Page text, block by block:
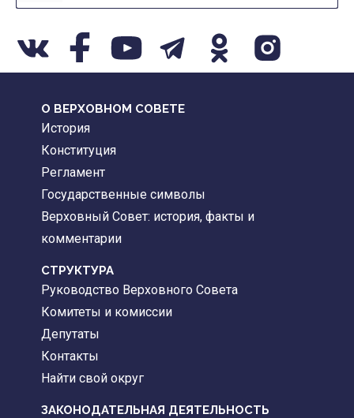
О ВЕРХОВНОМ СОВЕТЕ
История
Конституция
Регламент
Государственные символы
Верховный Совет: история, факты и
комментарии
CТРУКТУРА
Руководство Верховного Совета
Комитеты и комиссии
Депутаты
Контакты
Найти свой округ
ЗАКОНОДАТЕЛЬНАЯ ДЕЯТЕЛЬНОСТЬ